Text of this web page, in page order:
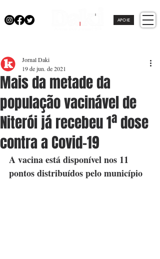
APOIE
Mais da metade da
população vacinável de
Niterói já recebeu 1ª dose
contra a Covid-19
Jornal Daki
19 de jun. de 2021
A vacina está disponível nos 11
pontos distribuídos pelo município